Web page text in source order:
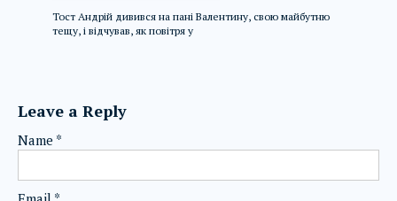
Тост Андрій дивився на пані Валентину, свою майбутню
тещу, і відчував, як повітря у
Leave a Reply
Name *